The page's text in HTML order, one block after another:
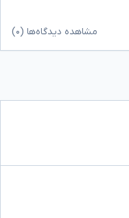
مشاهده دیدگاه‌ها (۰)